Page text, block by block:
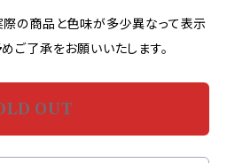
の商品と色味が多少異なって表示
ご了承をお願いいたします。
OUT